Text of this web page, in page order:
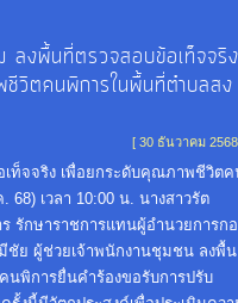
ลงพื้นที่ตรวจสอบข้อเท็จจริง
วิตคนพิการในพื้นที่ตำบลสง
[ 30 ธันวาคม
ท็จจริง เพื่อยกระดับคุณภาพชีวิต
เวลา 10:00 น. นางสาวรัต
กษาราชการแทนผู้อำนวยการก
ชัย ผู้ช่วยเจ้าพนักงานชุมชน ลงพื้น
นพิการยื่นคำร้องขอรับการปรับ